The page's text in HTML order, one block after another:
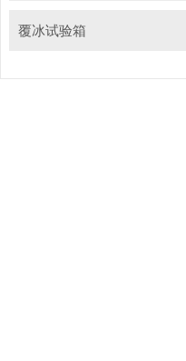
覆冰试验箱